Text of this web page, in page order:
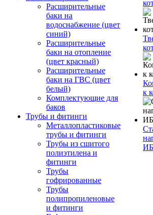
Расширительные
баки на
водоснабжение (цвет
синий)
Расширительные
баки на отопление
(цвет красный)
Расширительные
баки на ГВС (цвет
белый)
Комплектующие для
баков
Трубы и фитинги
Металлопластиковые
трубы и фитинги
Трубы из сшитого
полиэтилена и
фитинги
Трубы
гофрированные
Трубы
полипропиленовые
и фитинги
к